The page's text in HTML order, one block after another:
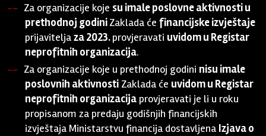
Za organizacije kojesu imale poslovne aktivnosti u
prethodnoj godiniZaklada ćefinancijske izvještaje
prijaviteljaza 2023.provjeravati uvidom u Registar
neprofitnih organizacija.
Za organizacije koje u prethodnoj godini nisu imale
poslovnih aktivnosti Zaklada će uvidom u Registar
neprofitnih organizacija provjeravati je li u roku
propisanom za predaju godišnjih financijskih
izvještaja Ministarstvu financija dostavljena Izjava o